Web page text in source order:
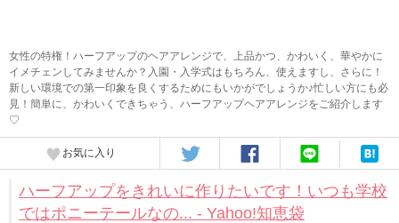
女性の特権！ハーフアップのヘアアレンジで、上品かつ、かわいく、華やかに
イメチェンしてみませんか？入園・入学式はもちろん、使えますし、さらに！
新しい環境での第一印象を良くするためにもいかがでしょうか♪忙しい方にも必
見！簡単に、かわいくできちゃう、ハーフアップヘアアレンジをご紹介します
♡
お気に入り
ハーフアップをきれいに作りたいです！いつも学校
ではポニーテールなの... - Yahoo!知恵袋